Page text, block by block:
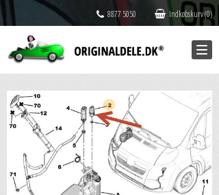
8877 5050 Indkøbskurv (0)